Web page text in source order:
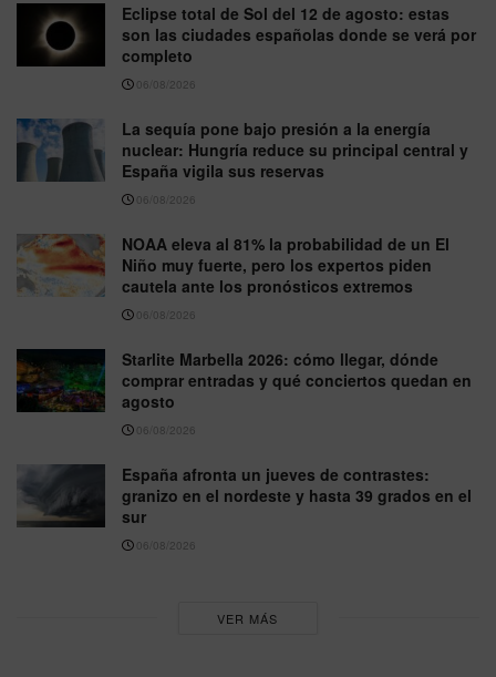
Eclipse total de Sol del 12 de agosto: estas
son las ciudades españolas donde se verá por
completo
06/08/2026
La sequía pone bajo presión a la energía
nuclear: Hungría reduce su principal central y
España vigila sus reservas
06/08/2026
NOAA eleva al 81% la probabilidad de un El
Niño muy fuerte, pero los expertos piden
cautela ante los pronósticos extremos
06/08/2026
Starlite Marbella 2026: cómo llegar, dónde
comprar entradas y qué conciertos quedan en
agosto
06/08/2026
España afronta un jueves de contrastes:
granizo en el nordeste y hasta 39 grados en el
sur
06/08/2026
VER MÁS